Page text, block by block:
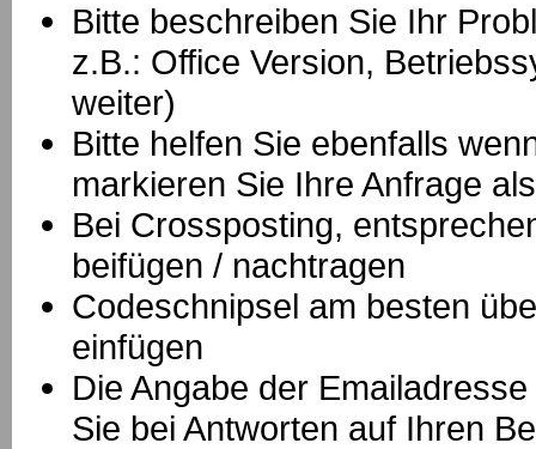
Bitte beschreiben Sie Ihr
z.B.: Office Version,
weiter)
Bitte helfen Sie ebenfalls
markieren Sie Ihre Anfrage
Bei Crossposting,
beifügen / nachtragen
Codeschnipsel am besten
einfügen
Die Angabe der
Sie bei Antworten auf Ihren